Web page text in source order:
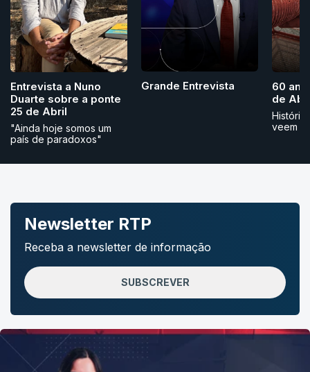
Entrevista a Nuno
Duarte sobre a ponte
25 de Abril
"Ainda hoje somos um
país de paradoxos"
Grande Entrevista
60
de
veem
Newsletter RTP
Receba a newsletter de informação
SUBSCREVER